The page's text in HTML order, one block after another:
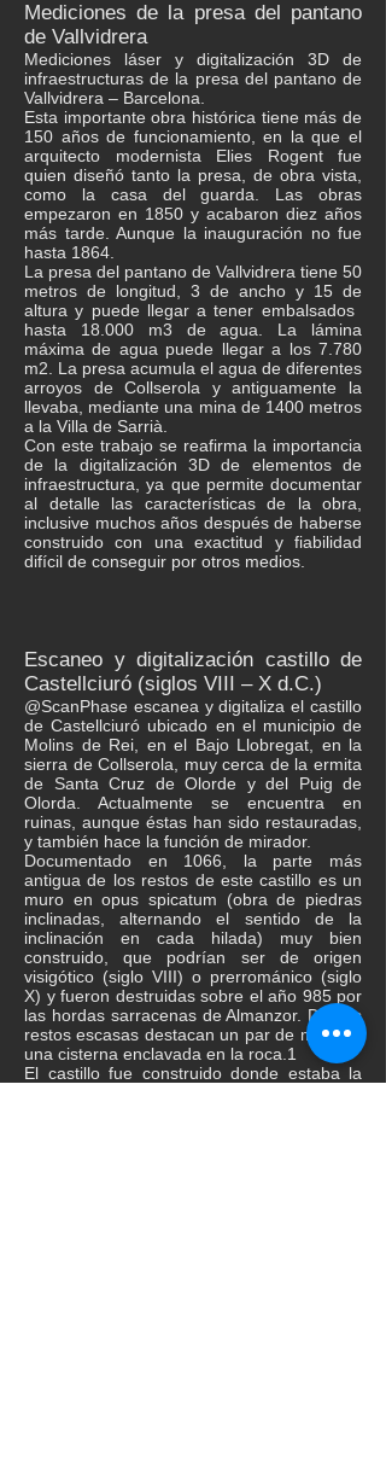
Mediciones de la presa del pantano
de Vallvidrera
Mediciones láser y digitalización 3D de
infraestructuras de la presa del pantano de
Vallvidrera – Barcelona.
Esta importante obra histórica tiene más de
150 años de funcionamiento, en la que el
arquitecto modernista Elies Rogent fue
quien diseñó tanto la presa, de obra vista,
como la casa del guarda. Las obras
empezaron en 1850 y acabaron diez años
más tarde. Aunque la inauguración no fue
hasta 1864.
La presa del pantano de Vallvidrera tiene 50
metros de longitud, 3 de ancho y 15 de
altura y puede llegar a tener embalsados ​​
hasta 18.000 m3 de agua. La lámina
máxima de agua puede llegar a los 7.780
m2. La presa acumula el agua de diferentes
arroyos de Collserola y antiguamente la
llevaba, mediante una mina de 1400 metros
a la Villa de Sarrià.
Con este trabajo se reafirma la importancia
de la digitalización 3D de elementos de
infraestructura, ya que permite documentar
al detalle las características de la obra,
inclusive muchos años después de haberse
construido con una exactitud y fiabilidad
difícil de conseguir por otros medios.
Escaneo y digitalización castillo de
Castellciuró (siglos VIII – X d.C.)
@ScanPhase escanea y digitaliza el castillo
de Castellciuró ubicado en el municipio de
Molins de Rei, en el Bajo Llobregat, en la
sierra de Collserola, muy cerca de la ermita
de Santa Cruz de Olorde y del Puig de
Olorda. Actualmente se encuentra en
ruinas, aunque éstas han sido restauradas,
y también hace la función de mirador.
Documentado en 1066, la parte más
antigua de los restos de este castillo es un
muro en opus spicatum (obra de piedras
inclinadas, alternando el sentido de la
inclinación en cada hilada) muy bien
construido, que podrían ser de origen
visigótico (siglo VIII)​ o prerrománico (siglo
X)​ y fueron destruidas sobre el año 985 por
las hordas sarracenas de Almanzor. De sus
restos escasas destacan un par de muros y
una cisterna enclavada en la roca.1
El castillo fue construido donde estaba la